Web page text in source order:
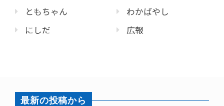
ともちゃん
にしだ
わかばやし
広報
最新の投稿から